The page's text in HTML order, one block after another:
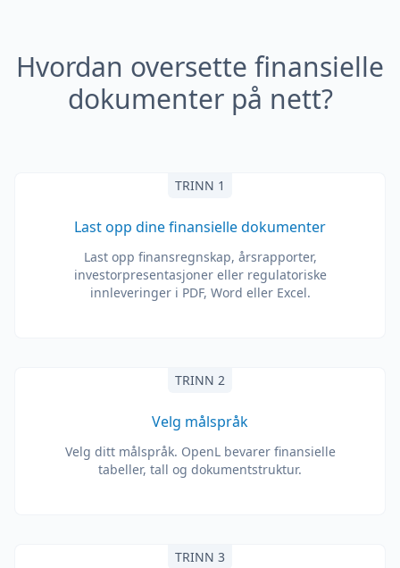
Hvordan oversette finansielle
dokumenter på nett?
TRINN 1
Last opp dine finansielle dokumenter
Last opp finansregnskap, årsrapporter,
investorpresentasjoner eller regulatoriske
innleveringer i PDF, Word eller Excel.
TRINN 2
Velg målspråk
Velg ditt målspråk. OpenL bevarer finansielle
tabeller, tall og dokumentstruktur.
TRINN 3